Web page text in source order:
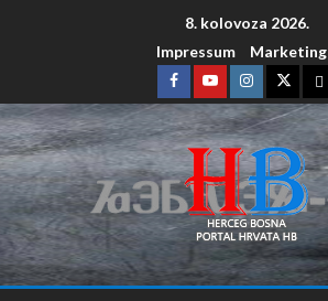
8. kolovoza 2026.
Impressum
Marketing